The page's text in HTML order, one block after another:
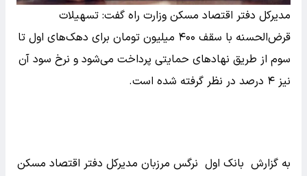
مدیرکل دفتر اقتصاد مسکن وزارت راه گفت: تسهیلات
قرض‌الحسنه با سقف ۴۰۰ میلیون تومان برای دهک‌های اول تا
سوم از طریق نهادهای حمایتی پرداخت می‌شود و نرخ سود آن
نیز ۴ درصد در نظر گرفته شده است.
به گزارش بانک اول نرگس مرزبان مدیرکل دفتر اقتصاد مسکن